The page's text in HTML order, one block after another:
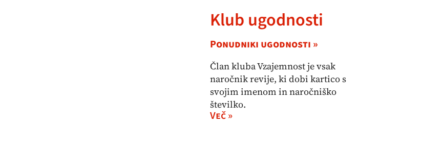
Klub ugodnosti
Ponudniki ugodnosti »
Član kluba Vzajemnost je vsak
naročnik revije, ki dobi kartico s
svojim imenom in naročniško
številko.
Več »